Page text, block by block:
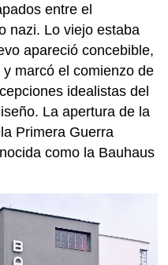
entre el
nazi. Lo viejo estaba
apareció concebible,
marcó el comienzo de
idealistas del
La apertura de la
Primera Guerra
como la Bauhaus